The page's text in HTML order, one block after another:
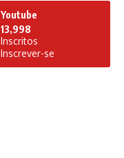
Youtube
13,998
Inscritos
Inscrever-se